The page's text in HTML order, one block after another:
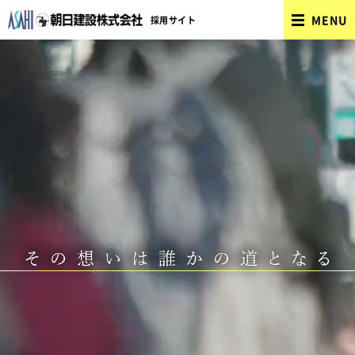
採用サイト MENU
採用TOP
先輩社員の声
新着情報
採用エントリー